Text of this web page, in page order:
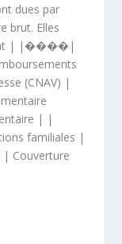
dues par
brut. Elles
| |����|
(CNAV) |
| |
familiales |
| Couverture